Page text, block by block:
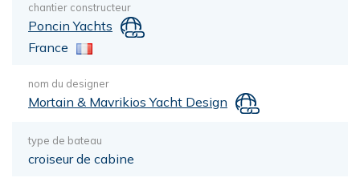
chantier constructeur
Poncin Yachts
France
nom du designer
Mortain & Mavrikios Yacht Design
type de bateau
croiseur de cabine